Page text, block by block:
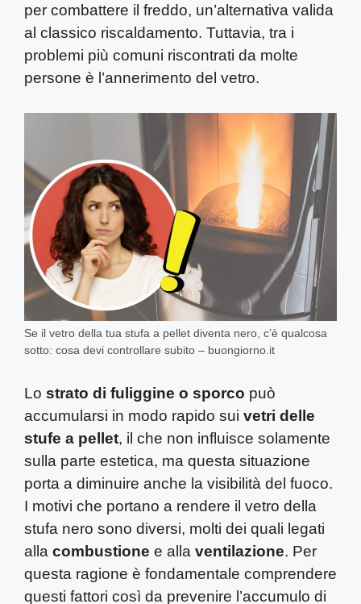
per combattere il freddo, un’alternativa valida
al classico riscaldamento. Tuttavia, tra i
problemi più comuni riscontrati da molte
persone è l’annerimento del vetro.
Se il vetro della tua stufa a pellet diventa nero, c’è qualcosa
sotto: cosa devi controllare subito – buongiorno.it
Lo strato di fuliggine o sporco può
accumularsi in modo rapido sui vetri delle
stufe a pellet, il che non influisce solamente
sulla parte estetica, ma questa situazione
porta a diminuire anche la visibilità del fuoco.
I motivi che portano a rendere il vetro della
stufa nero sono diversi, molti dei quali legati
alla combustione e alla ventilazione. Per
questa ragione è fondamentale comprendere
questi fattori così da prevenire l’accumulo di